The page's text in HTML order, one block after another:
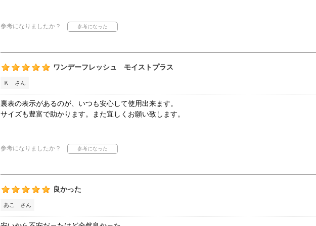
参考になりましたか？
ワンデーフレッシュ モイストプラス
Ｋ さん
裏表の表示があるのが、いつも安心して使用出来ます。
サイズも豊富で助かります。また宜しくお願い致します。
参考になりましたか？
良かった
あこ さん